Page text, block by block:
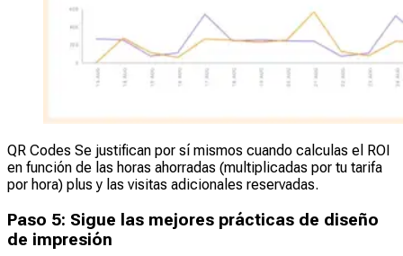
QR Codes Se justifican por sí mismos cuando calculas el ROI
en función de las horas ahorradas (multiplicadas por tu tarifa
por hora) plus y las visitas adicionales reservadas.
Paso 5: Sigue las mejores prácticas de diseño
de impresión